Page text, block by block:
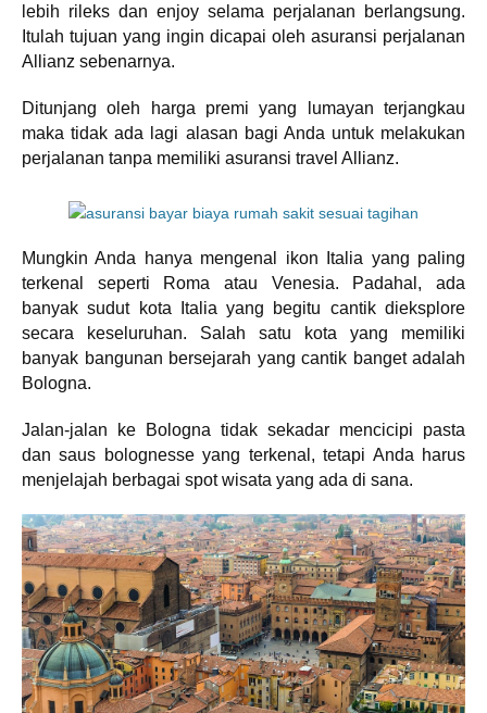
lebih rileks dan enjoy selama perjalanan berlangsung.
Itulah tujuan yang ingin dicapai oleh asuransi perjalanan
Allianz sebenarnya.
Ditunjang oleh harga premi yang lumayan terjangkau
maka tidak ada lagi alasan bagi Anda untuk melakukan
perjalanan tanpa memiliki asuransi travel Allianz.
Mungkin Anda hanya mengenal ikon Italia yang paling
terkenal seperti Roma atau Venesia. Padahal, ada
banyak sudut kota Italia yang begitu cantik dieksplore
secara keseluruhan. Salah satu kota yang memiliki
banyak bangunan bersejarah yang cantik banget adalah
Bologna.
Jalan-jalan ke Bologna tidak sekadar mencicipi pasta
dan saus bolognesse yang terkenal, tetapi Anda harus
menjelajah berbagai spot wisata yang ada di sana.